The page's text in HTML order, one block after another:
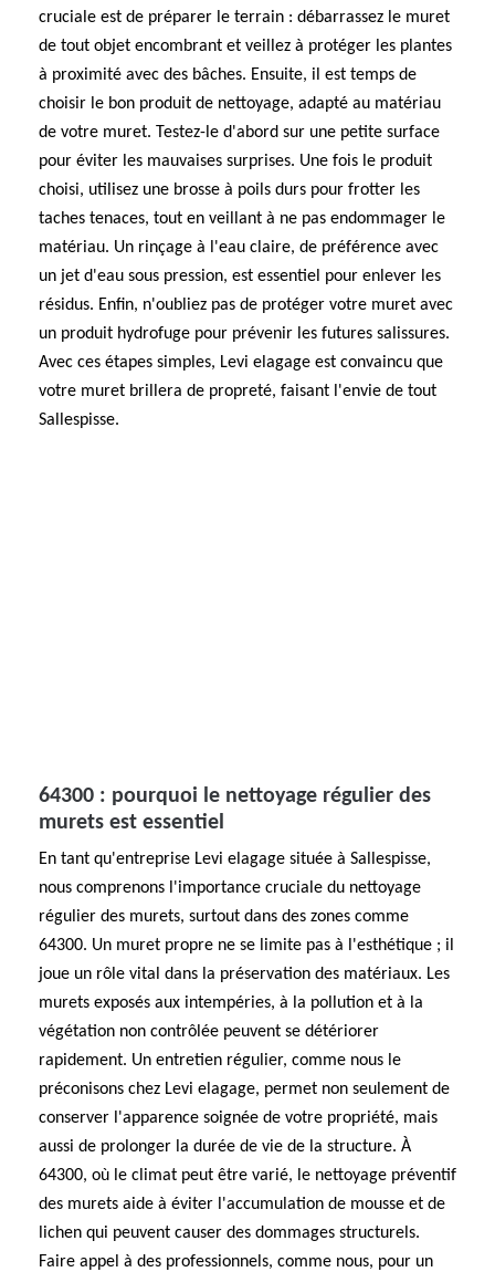
cruciale est de préparer le terrain : débarrassez le muret
de tout objet encombrant et veillez à protéger les plantes
à proximité avec des bâches. Ensuite, il est temps de
choisir le bon produit de nettoyage, adapté au matériau
de votre muret. Testez-le d'abord sur une petite surface
pour éviter les mauvaises surprises. Une fois le produit
choisi, utilisez une brosse à poils durs pour frotter les
taches tenaces, tout en veillant à ne pas endommager le
matériau. Un rinçage à l'eau claire, de préférence avec
un jet d'eau sous pression, est essentiel pour enlever les
résidus. Enfin, n'oubliez pas de protéger votre muret avec
un produit hydrofuge pour prévenir les futures salissures.
Avec ces étapes simples, Levi elagage est convaincu que
votre muret brillera de propreté, faisant l'envie de tout
Sallespisse.
64300 : pourquoi le nettoyage régulier des
murets est essentiel
En tant qu'entreprise Levi elagage située à Sallespisse,
nous comprenons l'importance cruciale du nettoyage
régulier des murets, surtout dans des zones comme
64300. Un muret propre ne se limite pas à l'esthétique ; il
joue un rôle vital dans la préservation des matériaux. Les
murets exposés aux intempéries, à la pollution et à la
végétation non contrôlée peuvent se détériorer
rapidement. Un entretien régulier, comme nous le
préconisons chez Levi elagage, permet non seulement de
conserver l'apparence soignée de votre propriété, mais
aussi de prolonger la durée de vie de la structure. À
64300, où le climat peut être varié, le nettoyage préventif
des murets aide à éviter l'accumulation de mousse et de
lichen qui peuvent causer des dommages structurels.
Faire appel à des professionnels, comme nous, pour un